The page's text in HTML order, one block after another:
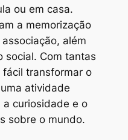
ou em casa.
a memorização
além
social. Com tantas
transformar o
atividade
a curiosidade e o
sobre o mundo.